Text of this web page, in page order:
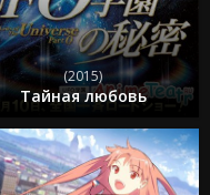
(2015)
Тайная любовь